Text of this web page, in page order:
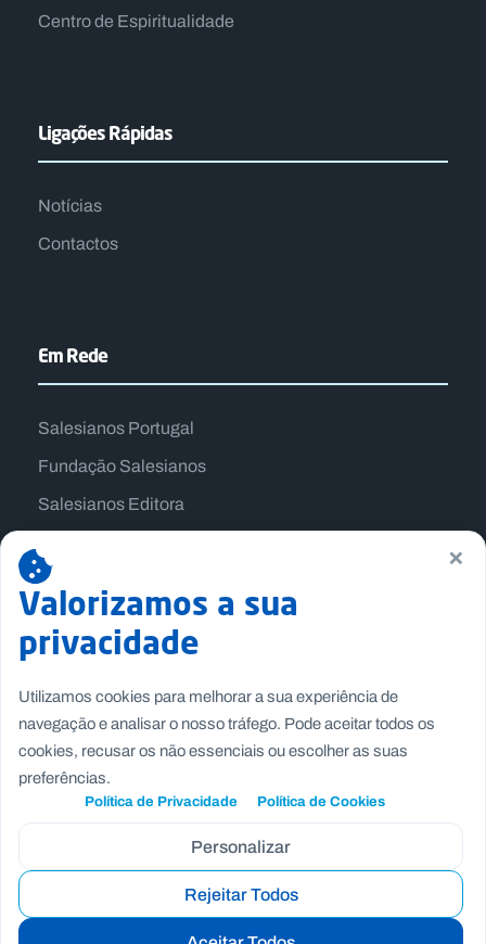
Centro de Espiritualidade​
Ligações Rápidas
Notícias
Contactos
Em Rede
Salesianos Portugal
Fundação Salesianos
Salesianos Editora
Missão Dom Bosco
Jogos Nacionais Salesianos
Copyright © Fundação Salesianos
Canal de Denúncia Interno
×
Valorizamos a sua
privacidade
Utilizamos cookies para melhorar a sua experiência de
navegação e analisar o nosso tráfego. Pode aceitar todos os
cookies, recusar os não essenciais ou escolher as suas
preferências.
Política de Privacidade Política de Cookies
Personalizar
Rejeitar Todos